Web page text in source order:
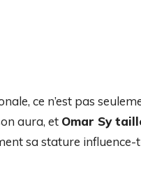
ce n’est pas
aura, et Omar Sy
sa stature influence-